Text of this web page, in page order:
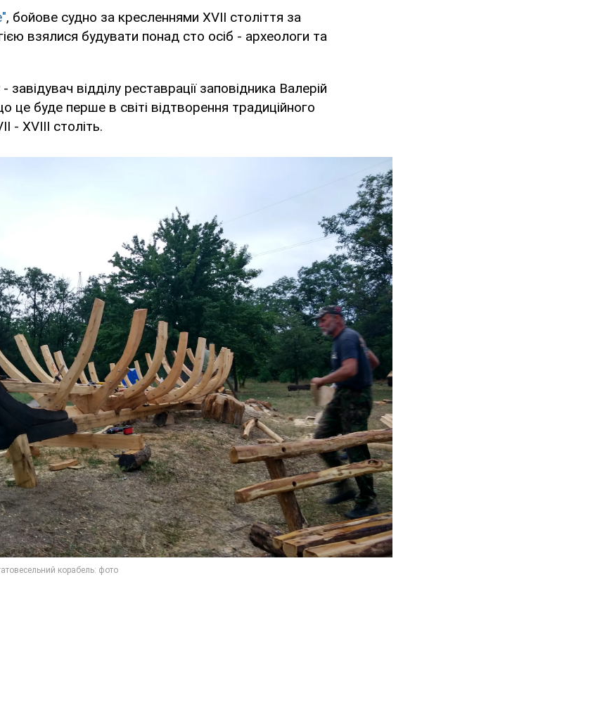
, бойове судно за кресленнями XVII століття за
взялися будувати понад сто осіб - археологи та
відділу реставрації заповідника Валерій
це буде перше в світі відтворення традиційного
- XVIII століть.